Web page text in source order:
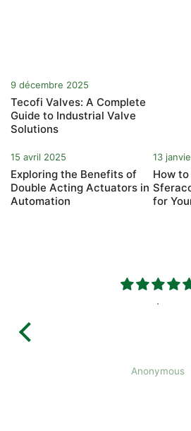
9 décembre 2025
Tecofi Valves: A Complete
Guide to Industrial Valve
Solutions
15 avril 2025
Exploring the Benefits of
Double Acting Actuators in
Automation
13
How
for
.
Anonymous